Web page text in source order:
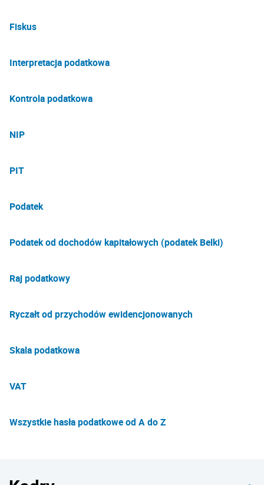
Fiskus
Interpretacja podatkowa
Kontrola podatkowa
NIP
PIT
Podatek
Podatek od dochodów kapitałowych (podatek Belki)
Raj podatkowy
Ryczałt od przychodów ewidencjonowanych
Skala podatkowa
VAT
Wszystkie hasła podatkowe od A do Z